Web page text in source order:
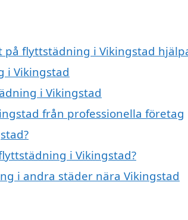
flyttstädning i Vikingstad
i Vikingstad
i Vikingstad
från professionella företag
i Vikingstad?
i andra städer nära Vikingstad